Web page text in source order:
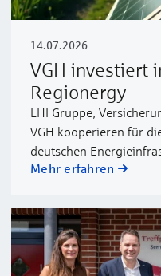
14.07.2026
VGH investiert
Regionergy
LHI Gruppe,
VGH kooperieren für
deutschen
Mehr erfahren